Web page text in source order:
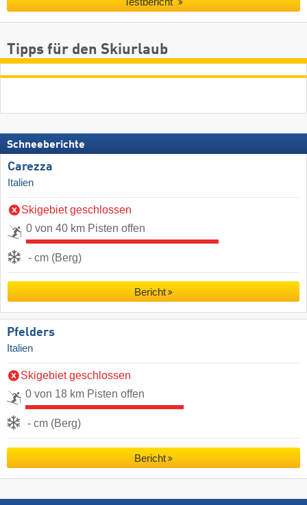
Tipps für den Skiurlaub
Schneeberichte
Carezza
Italien
Skigebiet geschlossen
0 von 40 km Pisten offen
- cm (Berg)
Bericht
Pfelders
Italien
Skigebiet geschlossen
0 von 18 km Pisten offen
- cm (Berg)
Bericht